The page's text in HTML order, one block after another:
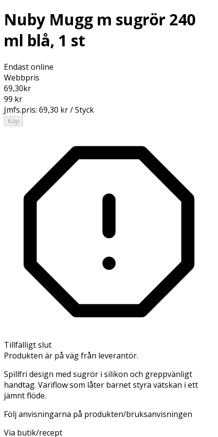
Nuby Mugg m sugrör 240
ml blå, 1 st
Endast online
Webbpris
69,30kr
99 kr
Jmfs.pris: 69,30 kr / Styck
Köp
Tillfälligt slut
Produkten är på väg från leverantör.
Spillfri design med sugrör i silikon och greppvänligt
handtag. Variflow som låter barnet styra vätskan i ett
jämnt flöde.
Följ anvisningarna på produkten/bruksanvisningen
Via butik/recept